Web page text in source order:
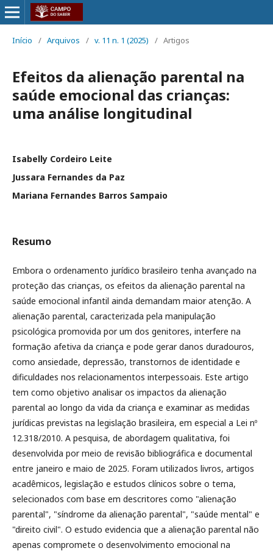
Início / Arquivos / v. 11 n. 1 (2025) / Artigos
Efeitos da alienação parental na
saúde emocional das crianças:
uma análise longitudinal
Isabelly Cordeiro Leite
Jussara Fernandes da Paz
Mariana Fernandes Barros Sampaio
Resumo
Embora o ordenamento jurídico brasileiro tenha avançado na
proteção das crianças, os efeitos da alienação parental na
saúde emocional infantil ainda demandam maior atenção. A
alienação parental, caracterizada pela manipulação
psicológica promovida por um dos genitores, interfere na
formação afetiva da criança e pode gerar danos duradouros,
como ansiedade, depressão, transtornos de identidade e
dificuldades nos relacionamentos interpessoais. Este artigo
tem como objetivo analisar os impactos da alienação
parental ao longo da vida da criança e examinar as medidas
jurídicas previstas na legislação brasileira, em especial a Lei nº
12.318/2010. A pesquisa, de abordagem qualitativa, foi
desenvolvida por meio de revisão bibliográfica e documental
entre janeiro e maio de 2025. Foram utilizados livros, artigos
acadêmicos, legislação e estudos clínicos sobre o tema,
selecionados com base em descritores como "alienação
parental", "síndrome da alienação parental", "saúde mental" e
"direito civil". O estudo evidencia que a alienação parental não
apenas compromete o desenvolvimento emocional na